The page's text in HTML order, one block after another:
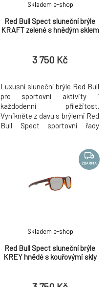
Red Bull Spect sluneční brýle
KRAFT zelené s hnědým sklem
Skladem e-shop
3 750 Kč
Luxusní sluneční brýle Red Bull
pro sportovní aktivity i
každodenní příležitost.
Vynikněte z davu s brýlemi Red
Bull Spect sportovní řady
antireflexní povrchová úprava
skla Inovativní WING Dual
Temple System - pevné
uchycení díky rozšiřitelnému
přídavnému držáku na
ZDARMA
Red Bull Spect sluneční brýle
KREY hnědé s kouřovými skly
Skladem e-shop